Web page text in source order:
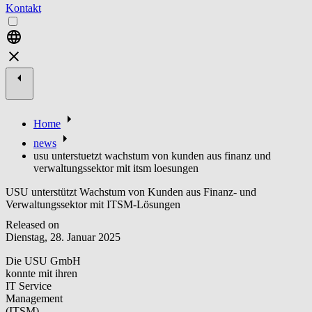
Kontakt
Home
news
usu unterstuetzt wachstum von kunden aus finanz und
verwaltungssektor mit itsm loesungen
USU unterstützt Wachstum von Kunden aus Finanz- und
Verwaltungssektor mit ITSM-Lösungen
Released on
Dienstag, 28. Januar 2025
Die USU GmbH
konnte mit ihren
IT Service
Management